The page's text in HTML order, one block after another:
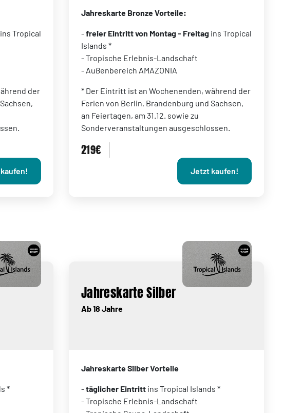
ins Tropical
der
Jahreskarte Bronze Vorteile:
-freier Eintritt von Montag - Freitag ins Tropical
Islands *
- Tropische Erlebnis-Landschaft
- Außenbereich AMAZONIA
* Der Eintritt ist an Wochenenden, während der
Ferien von Berlin, Brandenburg und Sachsen,
an Feiertagen, am 31.12. sowie zu
Sonderveranstaltungen ausgeschlossen.
219€
Jetzt kaufen!
*
Jahreskarte Silber
Ab 18 Jahre
Jahreskarte Silber Vorteile
-täglicher Eintritt ins Tropical Islands *
- Tropische Erlebnis-Landschaft